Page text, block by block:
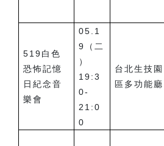
519白色
恐怖記憶
日紀念音
樂會
05.1
9（二
）
19:3
0-
21:0
0
台北生技園
區多功能廳